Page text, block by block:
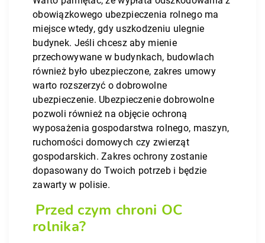
obowiązkowego ubezpieczenia rolnego ma
miejsce wtedy, gdy uszkodzeniu ulegnie
budynek. Jeśli chcesz aby mienie
przechowywane w budynkach, budowlach
również było ubezpieczone, zakres umowy
warto rozszerzyć o dobrowolne
ubezpieczenie. Ubezpieczenie dobrowolne
pozwoli również na objęcie ochroną
wyposażenia gospodarstwa rolnego, maszyn,
ruchomości domowych czy zwierząt
gospodarskich. Zakres ochrony zostanie
dopasowany do Twoich potrzeb i będzie
zawarty w polisie.
Przed czym chroni OC
rolnika?